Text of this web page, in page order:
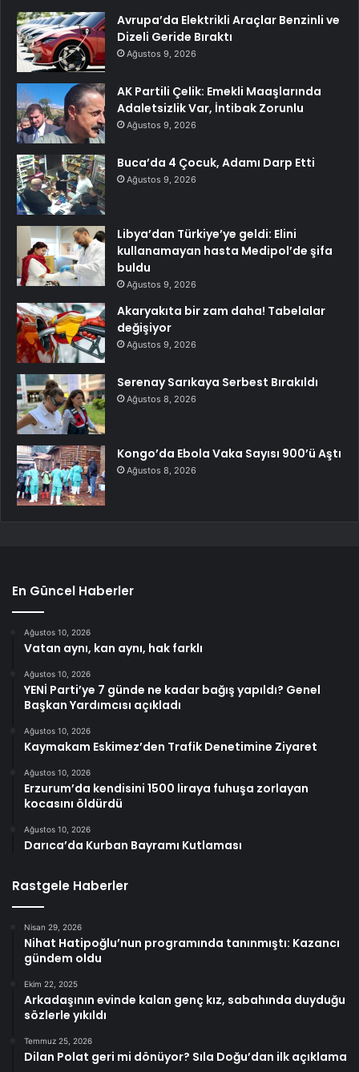
Avrupa’da Elektrikli Araçlar Benzinli ve
Dizeli Geride Bıraktı
Ağustos 9, 2026
AK Partili Çelik: Emekli Maaşlarında
Adaletsizlik Var, İntibak Zorunlu
Ağustos 9, 2026
Buca’da 4 Çocuk, Adamı Darp Etti
Ağustos 9, 2026
Libya’dan Türkiye’ye geldi: Elini
kullanamayan hasta Medipol’de şifa
buldu
Ağustos 9, 2026
Akaryakıta bir zam daha! Tabelalar
değişiyor
Ağustos 9, 2026
Serenay Sarıkaya Serbest Bırakıldı
Ağustos 8, 2026
Kongo’da Ebola Vaka Sayısı 900’ü Aştı
Ağustos 8, 2026
En Güncel Haberler
Ağustos 10, 2026
Vatan aynı, kan aynı, hak farklı
Ağustos 10, 2026
YENİ Parti’ye 7 günde ne kadar bağış yapıldı? Genel
Başkan Yardımcısı açıkladı
Ağustos 10, 2026
Kaymakam Eskimez’den Trafik Denetimine Ziyaret
Ağustos 10, 2026
Erzurum’da kendisini 1500 liraya fuhuşa zorlayan
kocasını öldürdü
Ağustos 10, 2026
Darıca’da Kurban Bayramı Kutlaması
Rastgele Haberler
Nisan 29, 2026
Nihat Hatipoğlu’nun programında tanınmıştı: Kazancı
gündem oldu
Ekim 22, 2025
Arkadaşının evinde kalan genç kız, sabahında duyduğu
sözlerle yıkıldı
Temmuz 25, 2026
Dilan Polat geri mi dönüyor? Sıla Doğu’dan ilk açıklama